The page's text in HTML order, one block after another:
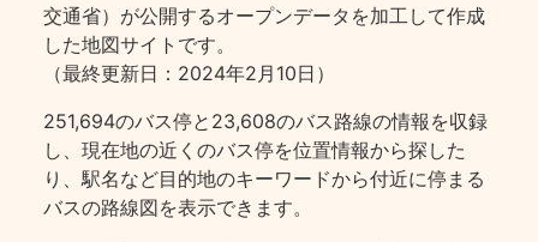
交通省）が公開するオープンデータを加工して作成
した地図サイトです。
（最終更新日：2024年2月10日）
251,694のバス停と23,608のバス路線の情報を収録
し、現在地の近くのバス停を位置情報から探した
り、駅名など目的地のキーワードから付近に停まる
バスの路線図を表示できます。